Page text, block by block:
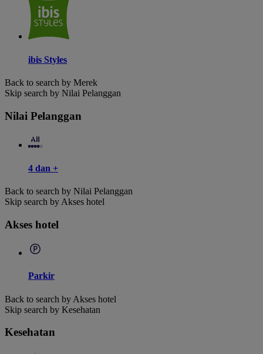
ibis Styles
Back to search by Merek
Skip search by Nilai Pelanggan
Nilai Pelanggan
4 dan +
Back to search by Nilai Pelanggan
Skip search by Akses hotel
Akses hotel
Parkir
Back to search by Akses hotel
Skip search by Kesehatan
Kesehatan